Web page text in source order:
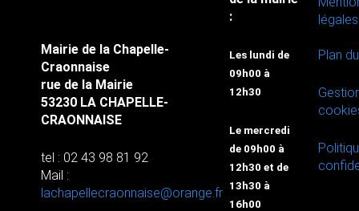
Mairie de la Chapelle-
Craonnaise
rue de la Mairie
53230 LA CHAPELLE-
CRAONNAISE
tel : 02 43 98 81 92
Mail :
lachapellecraonnaise@orange.fr
:
Les lundi de
09h00 à
12h30
Le mercredi
de 09h00 à
12h30 et de
13h30 à
16h00
légales
Plan